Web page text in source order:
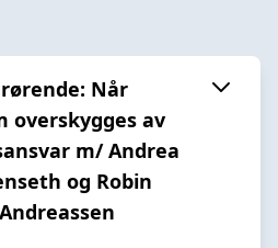
Når
overskygges av
m/ Andrea
og Robin